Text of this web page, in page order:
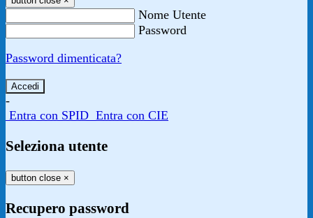
Nome Utente
Password
Password dimenticata?
-
Entra con SPID Entra con CIE
Seleziona utente
button close ×
Recupero password